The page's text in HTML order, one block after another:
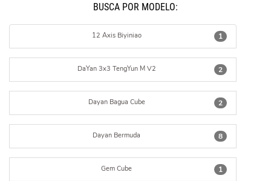
BUSCÁ POR MODELO:
1
12 Axis Biyiniao
2
DaYan 3x3 TengYun M V2
2
Dayan Bagua Cube
8
Dayan Bermuda
1
Gem Cube